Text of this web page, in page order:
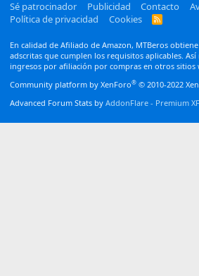
Sé patrocinador
Publicidad Contacto
Política de privacidad
Cookies
R
En calidad de Afiliado de Amazon, MTBeros
adscritas que cumplen los requisitos aplicables.
ingresos por afiliación por compras en otros sitios
Community platform by XenForo® © 2010-2022
Advanced Forum Stats by AddonFlare - Premium